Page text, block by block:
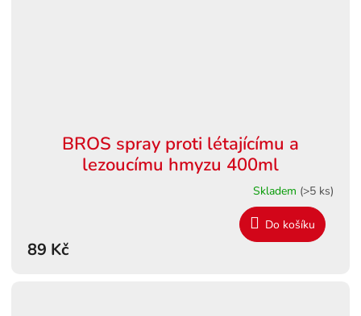
BROS spray proti létajícímu a
lezoucímu hmyzu 400ml
Skladem (>5 ks)
89 Kč
Do košíku